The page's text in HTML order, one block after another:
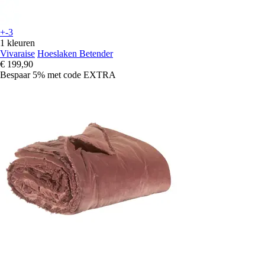
+-3
1 kleuren
Vivaraise Hoeslaken Betender
€ 199,90
Bespaar 5% met code EXTRA